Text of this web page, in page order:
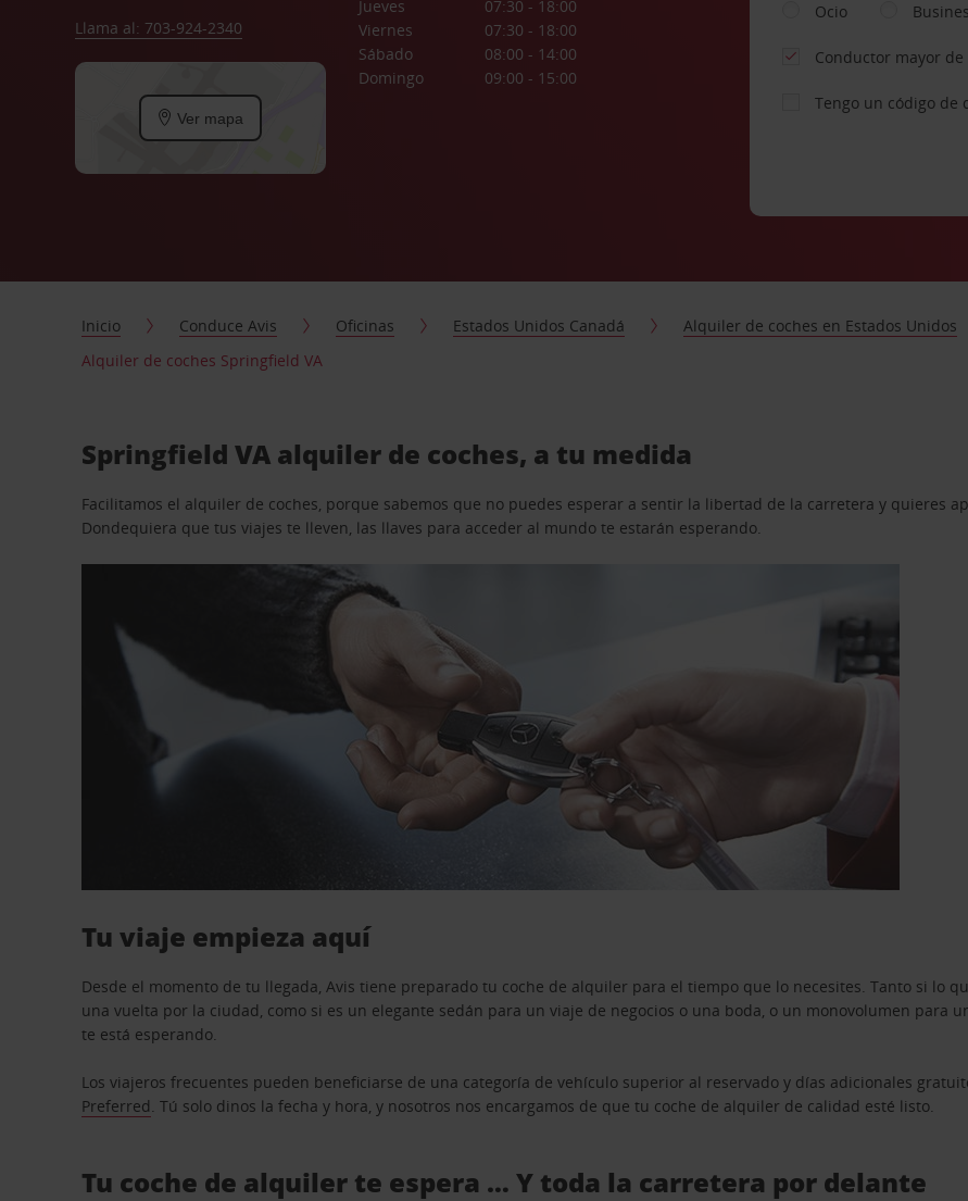
Llama al: 703-924-2340
Ver mapa
Jueves
07:30 - 18:00
Viernes
07:30 - 18:00
Sábado
08:00 - 14:00
Domingo
09:00 - 15:00
Ocio
Conductor mayor de
Tengo un código de
Inicio Conduce Avis Oficinas Estados Unidos Canadá Alquiler de coches en Estados Unidos
Alquiler de coches Springfield VA
Springfield VA alquiler de coches, a tu medida
Facilitamos el alquiler de coches, porque sabemos que no puedes esperar a sentir la libertad de la carretera y quieres
Dondequiera que tus viajes te lleven, las llaves para acceder al mundo te estarán esperando.
Tu viaje empieza aquí
Desde el momento de tu llegada, Avis tiene preparado tu coche de alquiler para el tiempo que lo necesites. Tanto si lo
una vuelta por la ciudad, como si es un elegante sedán para un viaje de negocios o una boda, o un monovolumen para
te está esperando.
Los viajeros frecuentes pueden beneficiarse de una categoría de vehículo superior al reservado y días adicionales
Preferred. Tú solo dinos la fecha y hora, y nosotros nos encargamos de que tu coche de alquiler de calidad esté listo.
Tu coche de alquiler te espera … Y toda la carretera por delante